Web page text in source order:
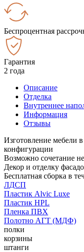
Беспроцентная
Гарантия
2 года
Описание
Отделка
Внутреннее
Информация
Отзывы
Изготовление мебели
конфигурации
Возможно сочетание
Декор и отделку
Бесплатная сборка в
ЛДСП
Пластик Alvic Luxe
Пластик HPL
Пленка ПВХ
Полотно АГТ (МДФ)
полки
корзины
штанги